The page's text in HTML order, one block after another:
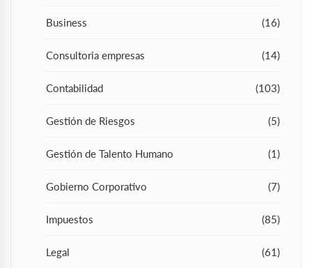
Business (16)
Consultoria empresas (14)
Contabilidad (103)
Gestión de Riesgos (5)
Gestión de Talento Humano (1)
Gobierno Corporativo (7)
Impuestos (85)
Legal (61)